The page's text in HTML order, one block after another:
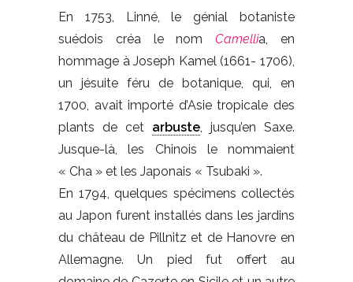
En 1753, Linné, le génial botaniste
suédois créa le nomCamellia, en
hommage à Joseph Kamel (1661- 1706),
un jésuite féru de botanique, qui, en
1700, avait importé d’Asie tropicale des
plants de cet arbuste, jusqu’en Saxe.
Jusque-là, les Chinois le nommaient
« Cha » et les Japonais « Tsubaki ».
En 1794, quelques spécimens collectés
au Japon furent installés dans les jardins
du château de Pillnitz et de Hanovre en
Allemagne. Un pied fut offert au